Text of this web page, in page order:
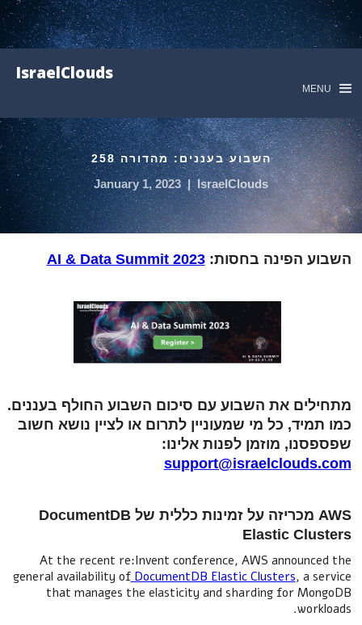
IsraelClouds
MENU
השבוע בעננים: מהדורה 258
IsraelClouds
|
January 1, 2023
השבוע הפינה בחסות:AI & Data Summit 2023
מתחילים את השבוע עם סיכום השבוע החולף בעננים.
כמו תמיד, כל מי שמעוניין לתרום או לציין נושא חשוב
שפספסנו, מוזמן לפנות אלינו:
support@israelclouds.com
AWS מכריזה על זמינות כללית של DocumentDB
Elastic Clusters
At the recent re:Invent conference, AWS announced the
general availability ofDocumentDB Elastic Clusters, a service
that manages the elasticity and sharding for MongoDB
workloads.